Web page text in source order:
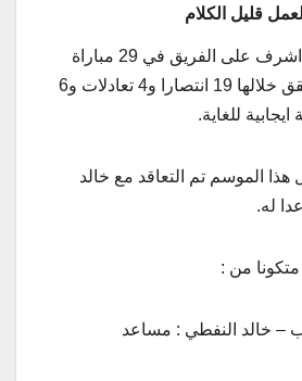
قليل الكلام
وللتذكير فإن نضال اشرف على الفريق في 29 مباراة
بين رسمية وودية حقق خلالها 19 انتصارا و4 تعادلات و6
للغاية.
هذا الموسم تم التعاقد مع خالد
له.
متكونا من :
– خالد النفطي : مساعد